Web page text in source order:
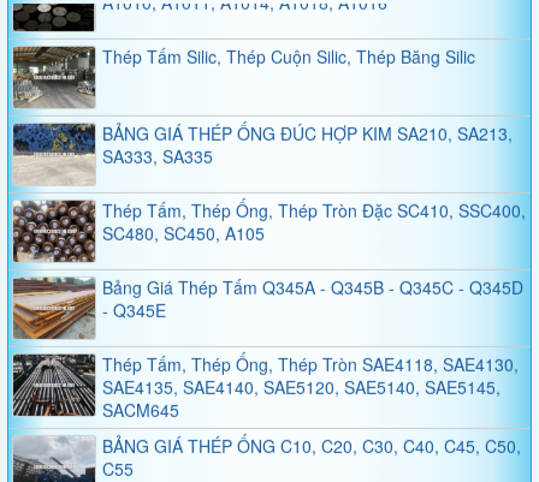
Thép Tấm Silic, Thép Cuộn Silic, Thép Băng Silic
BẢNG GIÁ THÉP ỐNG ĐÚC HỢP KIM SA210, SA213,
SA333, SA335
Thép Tấm, Thép Ống, Thép Tròn Đặc SC410, SSC400,
SC480, SC450, A105
Bảng Giá Thép Tấm Q345A - Q345B - Q345C - Q345D
- Q345E
Thép Tấm, Thép Ống, Thép Tròn SAE4118, SAE4130,
SAE4135, SAE4140, SAE5120, SAE5140, SAE5145,
SACM645
BẢNG GIÁ THÉP ỐNG C10, C20, C30, C40, C45, C50,
C55